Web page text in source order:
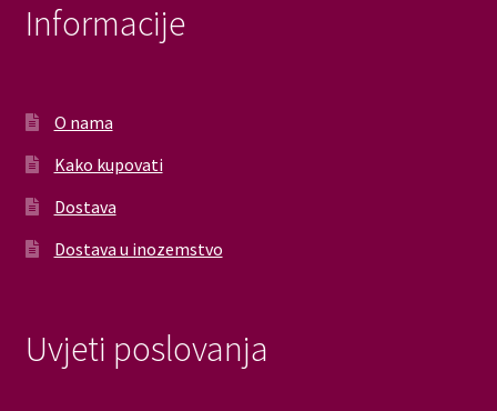
Informacije
O nama
Kako kupovati
Dostava
Dostava u inozemstvo
Uvjeti poslovanja